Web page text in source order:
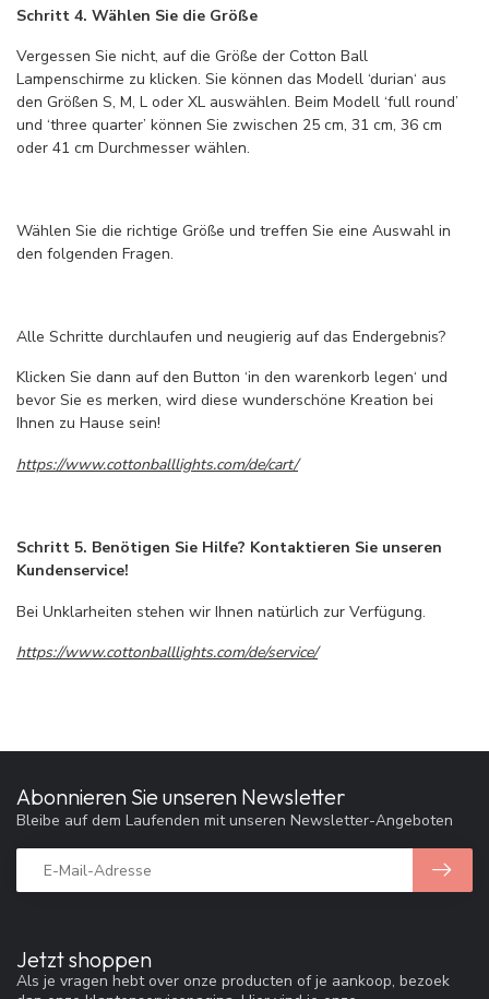
Schritt 4. Wählen Sie die Größe
Vergessen Sie nicht, auf die Größe der Cotton Ball
Lampenschirme zu klicken. Sie können das Modell ‘durian‘ aus
den Größen S, M, L oder XL auswählen. Beim Modell ‘full round’
und ‘three quarter’ können Sie zwischen 25 cm, 31 cm, 36 cm
oder 41 cm Durchmesser wählen.
Wählen Sie die richtige Größe und treffen Sie eine Auswahl in
den folgenden Fragen.
Alle Schritte durchlaufen und neugierig auf das Endergebnis?
Klicken Sie dann auf den Button ‘in den warenkorb legen‘ und
bevor Sie es merken, wird diese wunderschöne Kreation bei
Ihnen zu Hause sein!
https://www.cottonballlights.com/de/cart/
Schritt 5. Benötigen Sie Hilfe? Kontaktieren Sie unseren
Kundenservice!
Bei Unklarheiten stehen wir Ihnen natürlich zur Verfügung.
https://www.cottonballlights.com/de/service/
Jetzt shoppen
Als je vragen hebt over onze producten of je aankoop, bezoek
Abonnieren Sie unseren Newsletter
Bleibe auf dem Laufenden mit unseren Newsletter-Angeboten